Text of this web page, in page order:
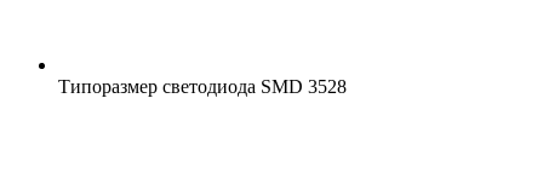
Типоразмер светодиода SMD 3528